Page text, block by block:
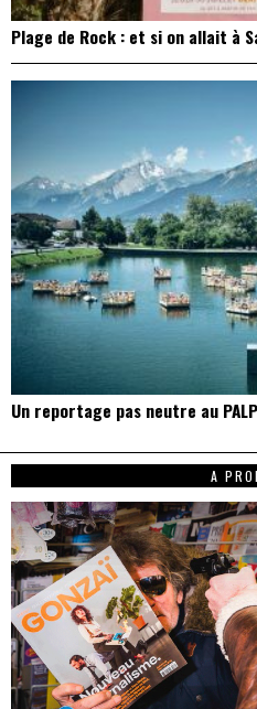
Plage de Rock : et si on allait à
Un reportage pas neutre au
A